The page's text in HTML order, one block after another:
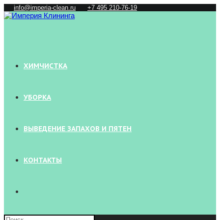
Перейти
к
info@imperia-clean.ru +7 495 210-76-19
ХИМЧИСТКА
УБОРКА
ВЫВЕДЕНИЕ ЗАПАХОВ И ПЯТЕН
КОНТАКТЫ